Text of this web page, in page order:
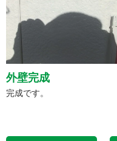
外壁完成
完成です。